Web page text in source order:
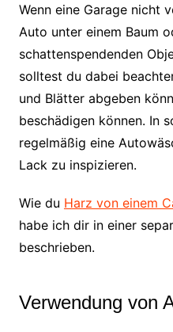
Wenn eine Garage nicht
Auto unter einem Baum
schattenspendenden
solltest du dabei
und Blätter abgeben
beschädigen können. In
regelmäßig eine
Lack zu inspizieren.
Wie du Harz von einem
habe ich dir in einer
beschrieben.
Verwendung von